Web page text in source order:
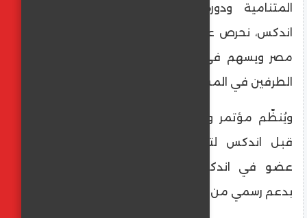
المتنامية ودورها المتقدم. وبالتعاون مع
اندكس، نحرص على تقديم حضور يليق بمكانة
مصر ويسهم في توسيع مجالات التعاون بين
الطرفين في المستقبل".
ويُنظّم مؤتمر ومعرض إيدك دبي سنوياً من
قبل اندكس لتنظيم المؤتمرات والمعارض،
عضو في اندكس القابضة. ويحظى الحدث
بدعم رسمي من هيئة الصحة بدبي.